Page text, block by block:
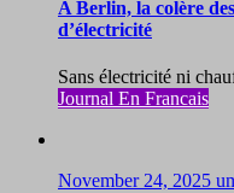
A Berlin, la colère
d’électricité
Sans électricité ni
Journal En Francais
November 24, 2025